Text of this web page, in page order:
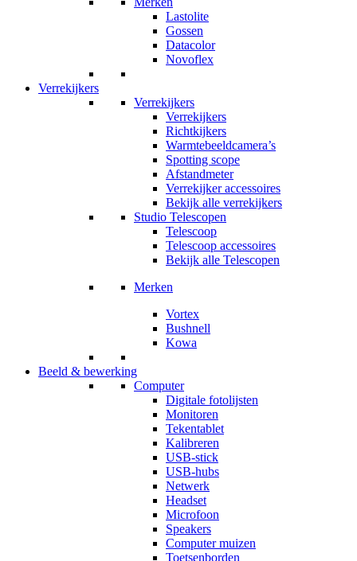
Lastolite
Gossen
Datacolor
Novoflex
Verrekijkers
Verrekijkers
Verrekijkers
Richtkijkers
Warmtebeeldcamera’s
Spotting scope
Afstandmeter
Verrekijker accessoires
Bekijk alle verrekijkers
Studio Telescopen
Telescoop
Telescoop accessoires
Bekijk alle Telescopen
Merken
Vortex
Bushnell
Kowa
Beeld & bewerking
Computer
Digitale fotolijsten
Monitoren
Tekentablet
Kalibreren
USB-stick
USB-hubs
Netwerk
Headset
Microfoon
Speakers
Computer muizen
Toetsenborden